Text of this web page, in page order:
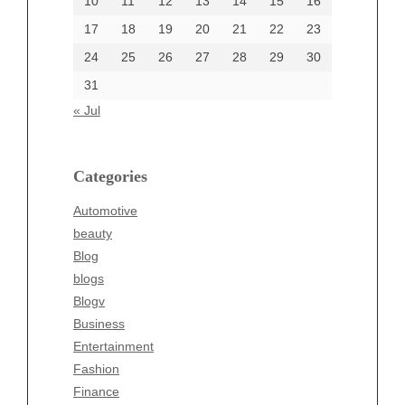
17
18 19 20 21 22
23
24
25 26 27 28 29
30
31
« Jul
Categories
Automotive
beauty
Blog
blogs
Blogv
Business
Entertainment
Fashion
Finance
Categories
beauty
Business
Entertainment
Fashion
Finance
Food
Health
Health & Wellness
News
pet